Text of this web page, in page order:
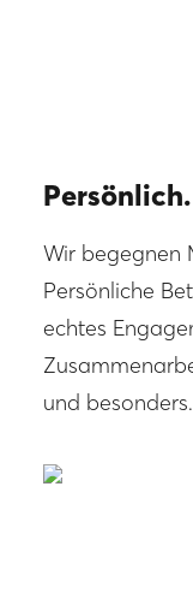
Persönlich.
Wir begegnen
Persönliche
echtes
und besonders.